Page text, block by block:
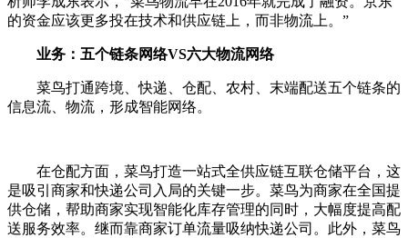
的资金应该更多投在技术和供应链上，而非物流上。”
业务：五个链条网络VS六大物流网络
菜鸟打通跨境、快递、仓配、农村、末端配送五个链条的
信息流、物流，形成智能网络。
在仓配方面，菜鸟打造一站式全供应链互联仓储平台，这
是吸引商家和快递公司入局的关键一步。菜鸟为商家在全国提
供仓储，帮助商家实现智能化库存管理的同时，大幅度提高配
送服务效率。继而靠商家订单流量吸纳快递公司。此外，菜鸟